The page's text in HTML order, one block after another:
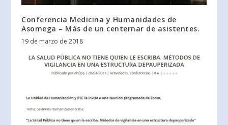
Conferencia Medicina y Humanidades de
Asomega – Más de un centernar de asistentes.
19 de marzo de 2018